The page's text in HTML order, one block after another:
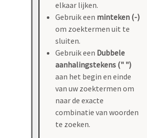
elkaar lijken.
Gebruik een minteken (-)
om zoektermen uit te
sluiten.
Gebruik een Dubbele
aanhalingstekens (" ")
aan het begin en einde
van uw zoektermen om
naar de exacte
combinatie van woorden
te zoeken.